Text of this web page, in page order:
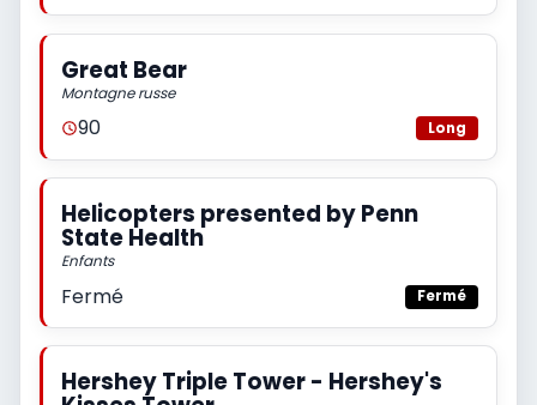
Great Bear
Montagne russe
90 Long
Helicopters presented by Penn
State Health
Enfants
Fermé Fermé
Hershey Triple Tower - Hershey's